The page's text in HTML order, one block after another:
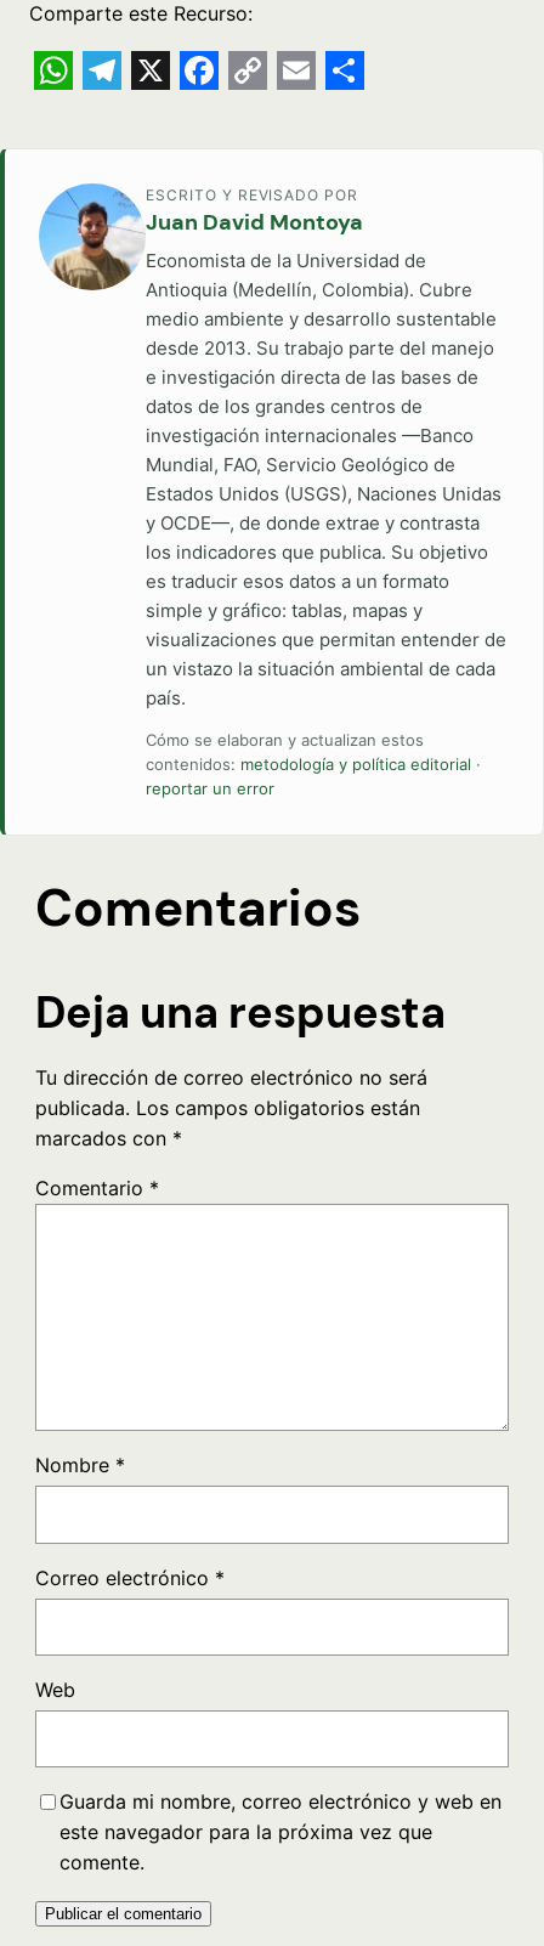
Comparte este Recurso:
ESCRITO Y REVISADO POR
Juan David Montoya
Economista de la Universidad de
Antioquia (Medellín, Colombia). Cubre
medio ambiente y desarrollo sustentable
desde 2013. Su trabajo parte del manejo
e investigación directa de las bases de
datos de los grandes centros de
investigación internacionales —Banco
Mundial, FAO, Servicio Geológico de
Estados Unidos (USGS), Naciones Unidas
y OCDE—, de donde extrae y contrasta
los indicadores que publica. Su objetivo
es traducir esos datos a un formato
simple y gráfico: tablas, mapas y
visualizaciones que permitan entender de
un vistazo la situación ambiental de cada
país.
Cómo se elaboran y actualizan estos
contenidos: metodología y política editorial ·
reportar un error
Comentarios
Deja una respuesta
Tu dirección de correo electrónico no será
publicada. Los campos obligatorios están
marcados con *
Comentario *
Nombre *
Correo electrónico *
Web
Guarda mi nombre, correo electrónico y web en
este navegador para la próxima vez que
comente.